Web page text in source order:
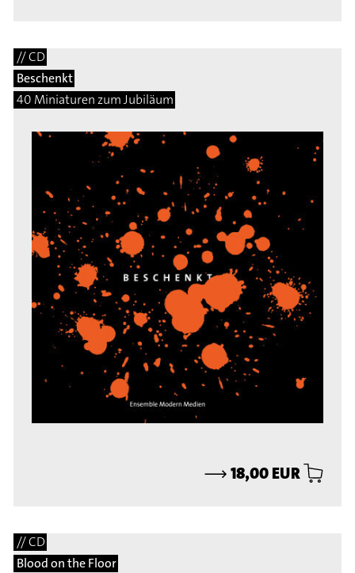
// CD
Beschenkt
40 Miniaturen zum Jubiläum
⟶18,00 EUR
// CD
Blood on the Floor